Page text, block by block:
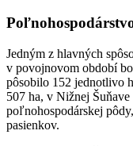
Jedným z hlavných
v povojnovom období
pôsobilo 152 jednotlivo
507 ha, v Nižnej
poľnohospodárskej
pasienkov.